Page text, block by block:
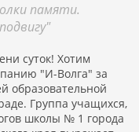
памяти.
суток! Хотим
"И-Волга" за
образовательной
Группа учащихся,
школы № 1 города